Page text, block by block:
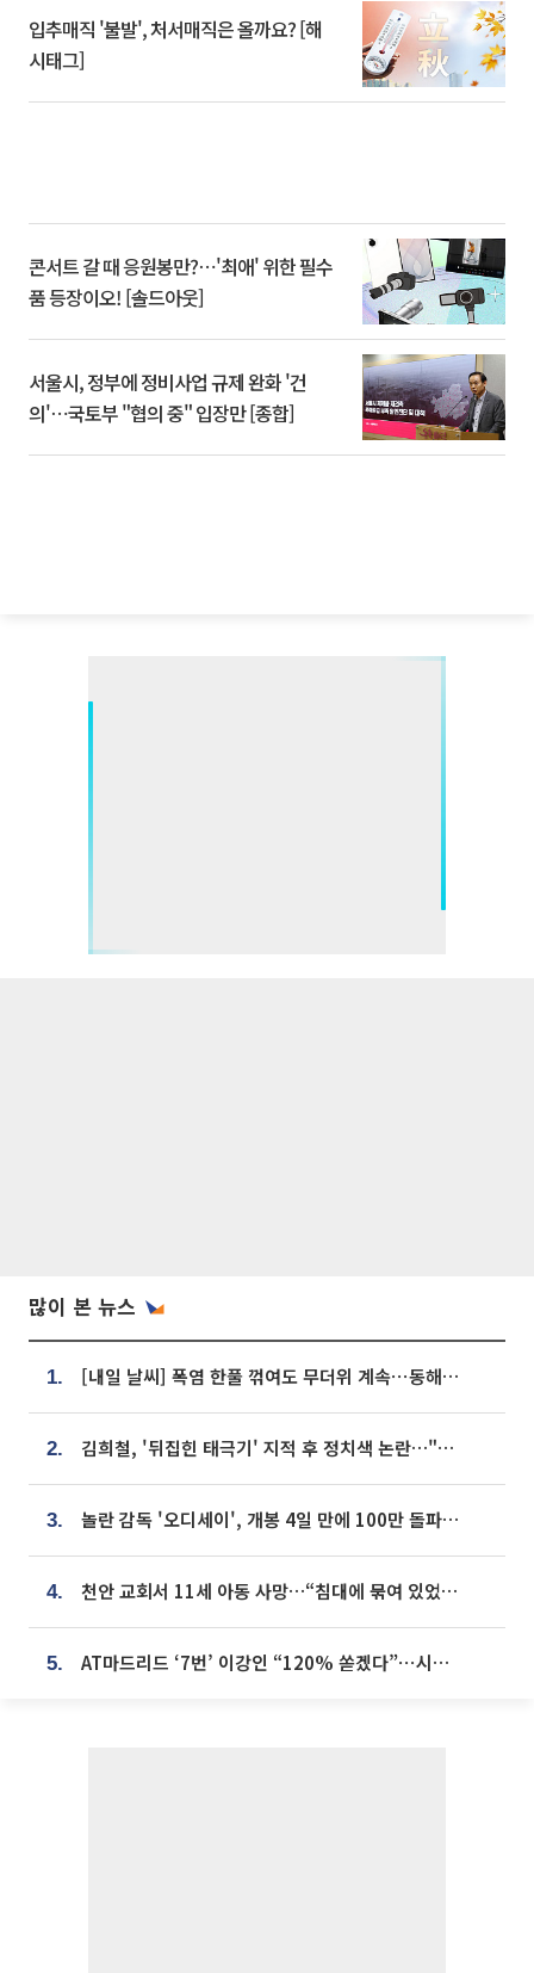
입추매직 '불발', 처서매직은 올까요? [해
시태그]
콘서트 갈 때 응원봉만?⋯'최애' 위한 필수
품 등장이오! [솔드아웃]
서울시, 정부에 정비사업 규제 완화 '건
의'⋯국토부 "협의 중" 입장만 [종합]
많이 본 뉴스
1. [내일 날씨] 폭염 한풀 꺾여도 무더위 계속⋯동해안 이틀 연속 비
2. 김희철, '뒤집힌 태극기' 지적 후 정치색 논란…"좌우 떠나 우리나라 국기"
3. 놀란 감독 '오디세이', 개봉 4일 만에 100만 돌파⋯'왕사남' 보다 빠르다
4. 천안 교회서 11세 아동 사망…“침대에 묶여 있었다” 진술 확보
5. AT마드리드 ‘7번’ 이강인 “120% 쏟겠다”⋯시메오네 감독 “필요한 선수”